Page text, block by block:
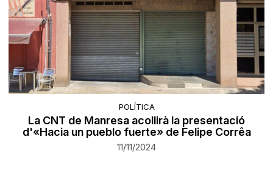
POLÍTICA
La CNT de Manresa acollirà la presentació
d'«Hacia un pueblo fuerte» de Felipe Corrêa
11/11/2024